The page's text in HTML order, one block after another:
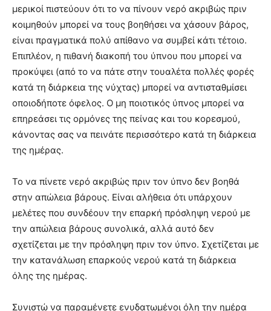
μερικοί πιστεύουν ότι το να πίνουν νερό ακριβώς πριν
κοιμηθούν μπορεί να τους βοηθήσει να χάσουν βάρος,
είναι πραγματικά πολύ απίθανο να συμβεί κάτι τέτοιο.
Επιπλέον, η πιθανή διακοπή του ύπνου που μπορεί να
προκύψει (από το να πάτε στην τουαλέτα πολλές φορές
κατά τη διάρκεια της νύχτας) μπορεί να αντισταθμίσει
οποιοδήποτε όφελος. Ο μη ποιοτικός ύπνος μπορεί να
επηρεάσει τις ορμόνες της πείνας και του κορεσμού,
κάνοντας σας να πεινάτε περισσότερο κατά τη διάρκεια
της ημέρας.
Το να πίνετε νερό ακριβώς πριν τον ύπνο δεν βοηθά
στην απώλεια βάρους. Είναι αλήθεια ότι υπάρχουν
μελέτες που συνδέουν την επαρκή πρόσληψη νερού με
την απώλεια βάρους συνολικά, αλλά αυτό δεν
σχετίζεται με την πρόσληψη πριν τον ύπνο. Σχετίζεται με
την κατανάλωση επαρκούς νερού κατά τη διάρκεια
όλης της ημέρας.
Συνιστώ να παραμένετε ενυδατωμένοι όλη την ημέρα